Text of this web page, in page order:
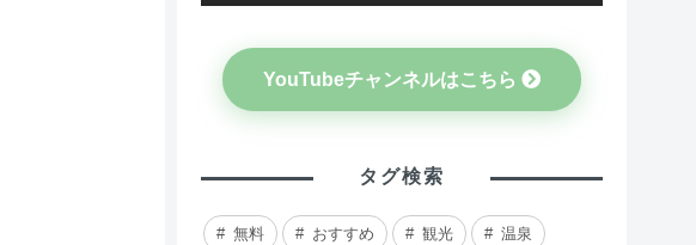
YouTubeチャンネルはこちら
タグ検索
無料 おすすめ 観光 温泉